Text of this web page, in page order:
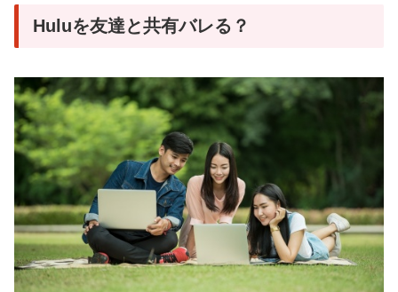
Huluを友達と共有バレる？